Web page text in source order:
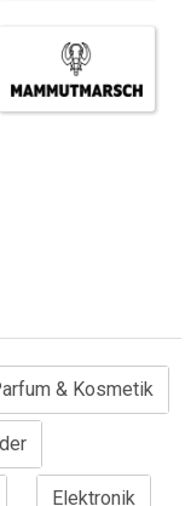
& Kosmetik
Elektronik